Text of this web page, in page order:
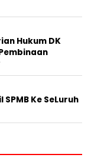
Hukum DK
Ke SeLuruh